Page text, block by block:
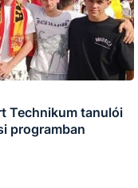
Technikum tanulói
programban